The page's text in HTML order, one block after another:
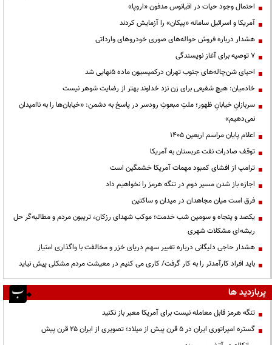
احتمال وجود حیات در اقیانوس مدفون «اروپا»
آمریکا و اسرائیل سامانه «پیکان» را آزمایش کردند
هشدار درباره فروش حواله‌های صوری خودروهای وارداتی
۷ توصیه برای آغاز نویسندگی
احیای شن‌چاله‌های جنوب تهران درکمیسیون ماده ۵نهایی شد
خادمیان: هیچ شفیعی برای زن نزد خداوند بهتر از رضایت شوهر نیست
سربازانِ خیابانِ ظهور؛ ملتِ مبعوثِ رودسر در پاسخ به دشمن: «خیابان‌ها را به ناامیدان
نمی‌دهیم»
اعلام پایان مراسم اربعین ۱۴۰۵
توقف صادرات نفت عربستان به آمریکا
ترامپ از افشای کمبود مهمات آمریکا خشمگین است
اجازه باز شدن مسیر دوم در تنگه هرمز را نخواهیم داد
فرق است میان مجاهدان در میدان و ساکتین
یکصد و پنجاه و سومین شب خدمت؛ موکب شهدای رزکان، تریبون مردم و مطالبه‌گر حل
ریشه‌ای مشکلات شهری
هشدار حاجی دلیگانی درباره تغییر سهم دریای خزر و مخالفت با واگذاری امتیاز
باید افراد کارآمدتر را به کار گرفت/ کاری می کنیم در معیشت مردم مشکلی پیش نیاید
پربازدید ها
تنگه هرمز قابل معامله نیست برای آمریکا معبر باز نکنید
گستره امپراتوری ایران در ۵ قرن پیش از میلاد؛ تصویری از ایران ۲۵ قرن پیش